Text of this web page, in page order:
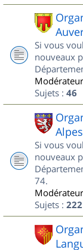
Si vous
nouveaux
Sujets : 46
Alpes
Si vous
nouveaux
74.
Sujets : 222